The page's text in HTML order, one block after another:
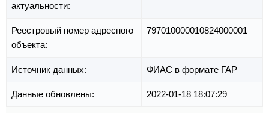
актуальности:
Реестровый номер адресного
объекта:
797010000010824000001
Источник данных: ФИАС в формате ГАР
Данные обновлены: 2022-01-18 18:07:29